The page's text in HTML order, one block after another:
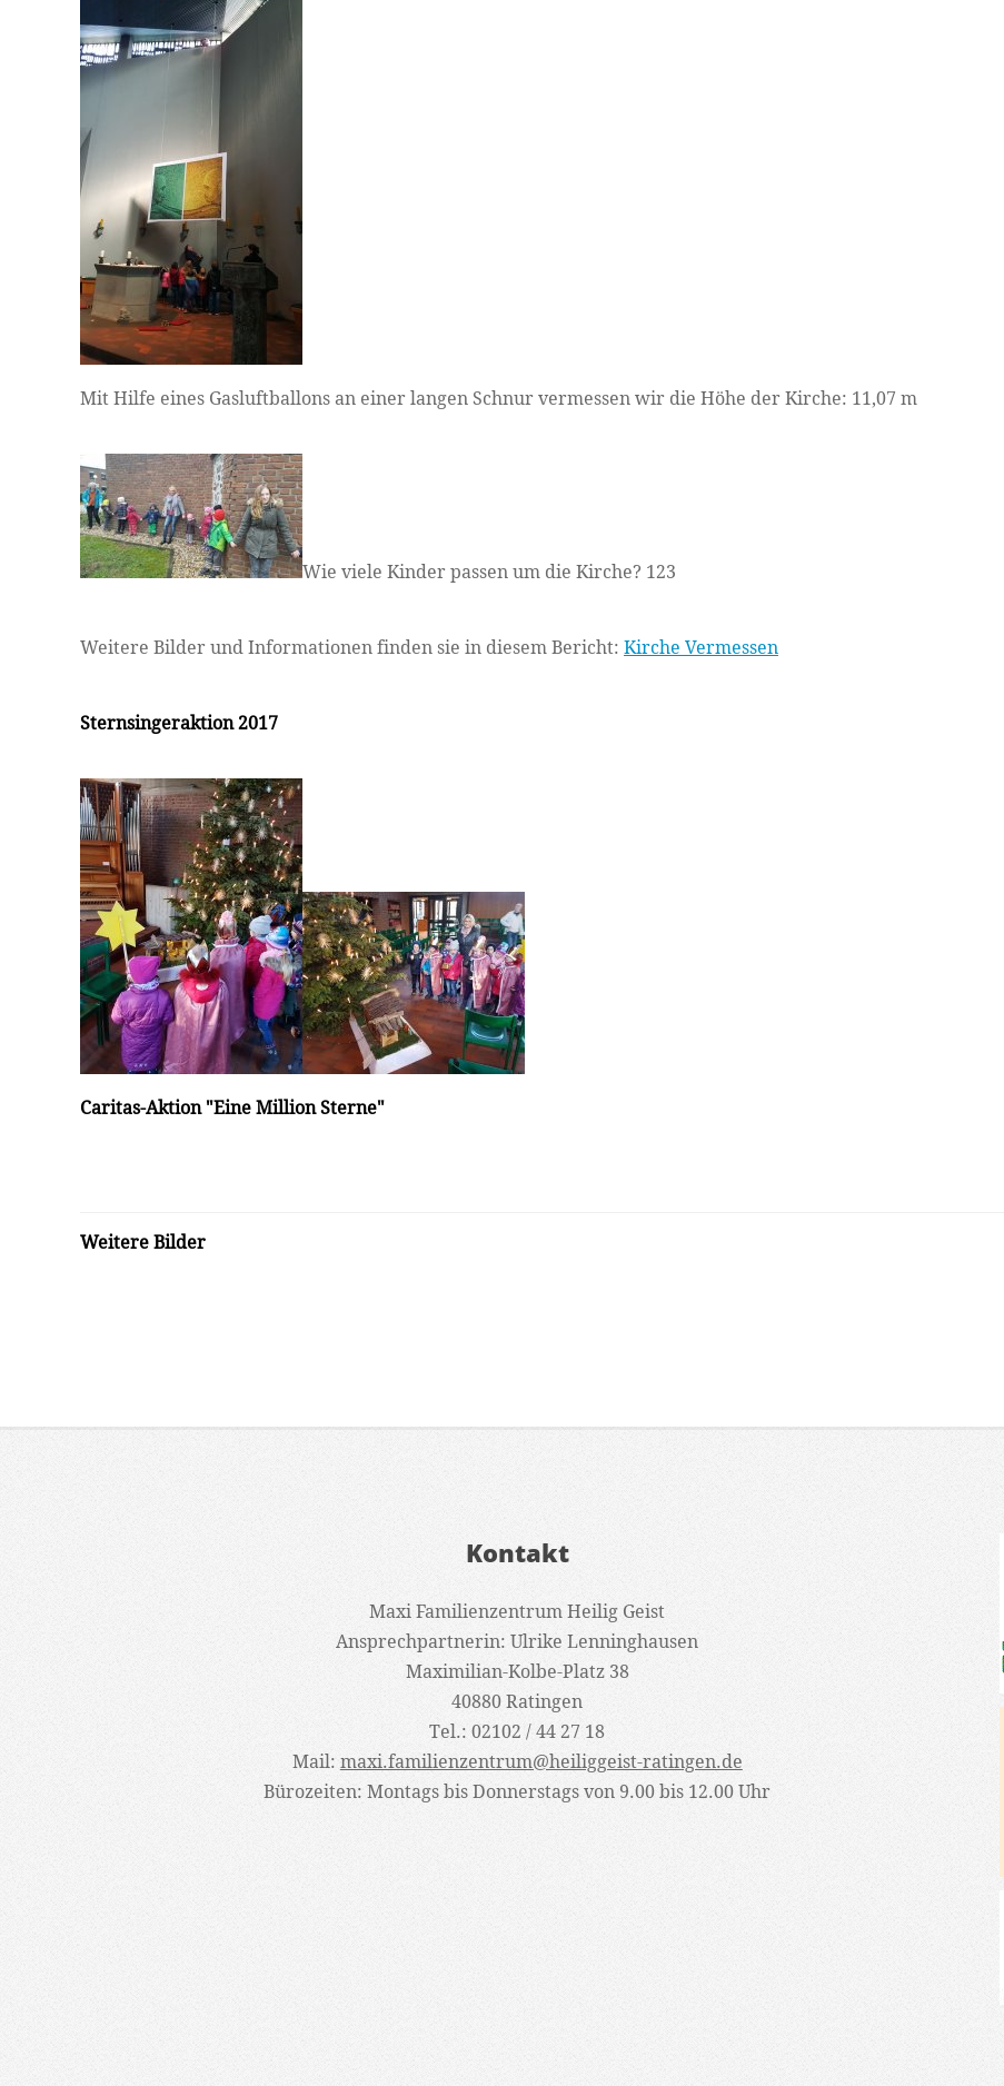
Mit Hilfe eines Gasluftballons an einer langen Schnur vermessen wir die Höhe der Kirche: 11,07 m
Wie viele Kinder passen um die Kirche? 123
Weitere Bilder und Informationen finden sie in diesem Bericht: Kirche Vermessen
Sternsingeraktion 2017
Caritas-Aktion "Eine Million Sterne"
Weitere Bilder
Kontakt
Maxi Familienzentrum Heilig Geist
Ansprechpartnerin: Ulrike Lenninghausen
Maximilian-Kolbe-Platz 38
40880 Ratingen
Tel.: 02102 / 44 27 18
Mail: maxi.familienzentrum@heiliggeist-ratingen.de
Bürozeiten: Montags bis Donnerstags von 9.00 bis 12.00 Uhr